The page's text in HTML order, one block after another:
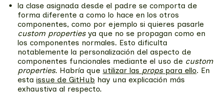
la clase asignada desde el padre se comporta de
forma diferente a como lo hace en los otros
componentes, como por ejemplo si quieres pasarle
custom propertiesya que no se propagan como en
los componentes normales. Esto dificulta
notablemente la personalización del aspecto de
componentes funcionales mediante el uso de custom
properties. Habría que utilizar las propspara ello. En
esta issue de GitHub hay una explicación más
exhaustiva al respecto.